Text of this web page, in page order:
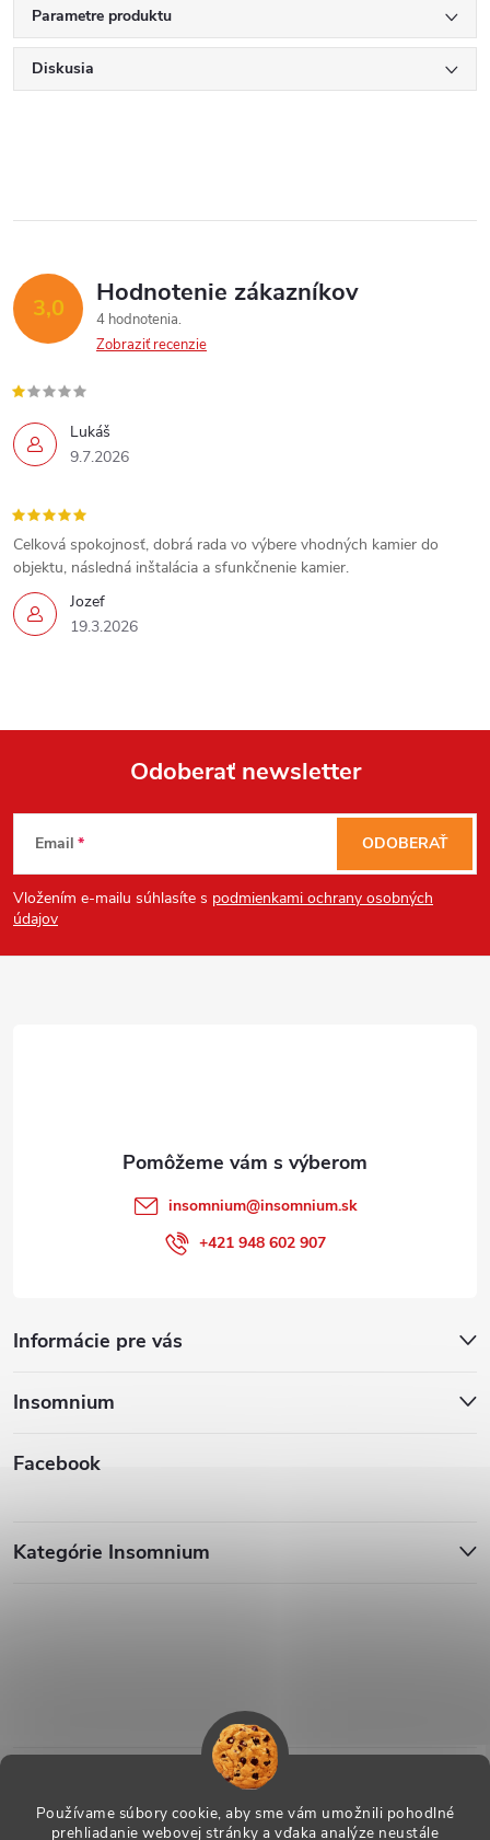
Používame súbory cookie, aby sme vám umožnili pohodlné
prehliadanie webovej stránky a vďaka analýze neustále
Parametre produktu
Diskusia
3,0 Hodnotenie zákazníkov
4 hodnotenia
Zobraziť recenzie
Lukáš
9.7.2026
Jozef
19.3.2026
Celková spokojnosť, dobrá rada vo výbere vhodných kamier do
objektu, následná inštalácia a sfunkčnenie kamier.
Z
á
p
Odoberať newsletter
Email
Vložením e-mailu súhlasíte s podmienkami ochrany osobných
údajov
ODOBERAŤ
Informácie pre vás
Insomnium
Facebook
insomnium@insomnium.sk
+421 948 602 907
Kategórie Insomnium
Send